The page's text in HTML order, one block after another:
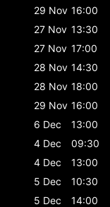
29 Nov 16:00
27 Nov 13:30
27 Nov 17:00
28 Nov 14:30
28 Nov 18:00
29 Nov 16:00
6 Dec
13:00
4 Dec
09:30
4 Dec
13:00
5 Dec
10:30
5 Dec
14:00